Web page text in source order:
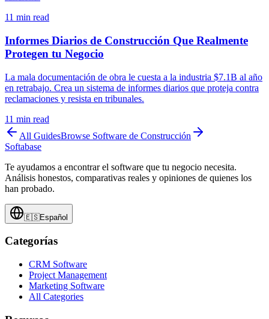
11 min read
Informes Diarios de Construcción Que Realmente
Protegen tu Negocio
La mala documentación de obra le cuesta a la industria $7.1B al año
en retrabajo. Crea un sistema de informes diarios que proteja contra
reclamaciones y resista en tribunales.
11 min read
All GuidesBrowse Software de Construcción
Softabase
Te ayudamos a encontrar el software que tu negocio necesita.
Análisis honestos, comparativas reales y opiniones de quienes los
han probado.
🇪🇸Español
Categorías
CRM Software
Project Management
Marketing Software
All Categories